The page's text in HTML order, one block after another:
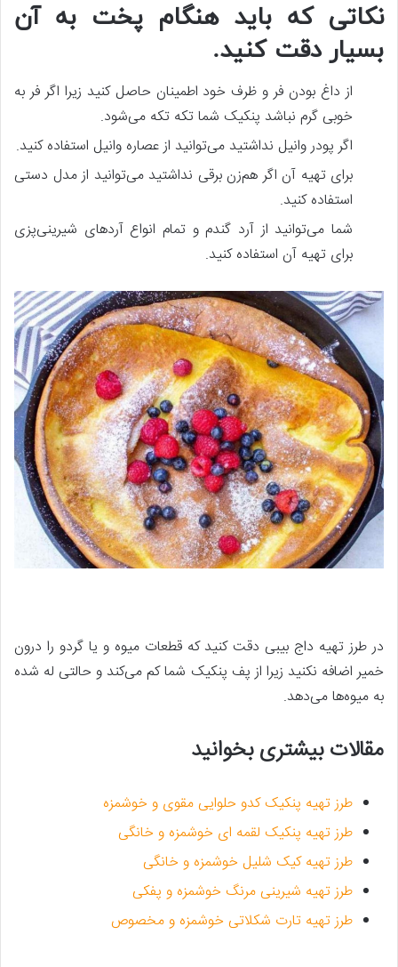
نکاتی که باید هنگام پخت به آن
بسیار دقت کنید.
از داغ بودن فر و ظرف خود اطمینان حاصل کنید زیرا اگر فر به
خوبی گرم نباشد پنکیک شما تکه تکه می‌شود.
اگر پودر وانیل نداشتید می‌توانید از عصاره وانیل استفاده کنید.
برای تهیه آن اگر هم‌زن برقی نداشتید می‌توانید از مدل دستی
استفاده کنید.
شما می‌توانید از آرد گندم و تمام انواع آردهای شیرینی‌پزی
برای تهیه آن استفاده کنید.
در طرز تهیه داج بیبی دقت کنید که قطعات میوه و یا گردو را درون
خمیر اضافه نکنید زیرا از پف پنکیک شما کم می‌کند و حالتی له شده
به میوه‌ها می‌دهد.
مقالات بیشتری بخوانید
طرز تهیه پنکیک کدو حلوایی مقوی و خوشمزه
طرز تهیه پنکیک لقمه ای خوشمزه و خانگی
طرز تهیه کیک شلیل خوشمزه و خانگی
طرز تهیه شیرینی مرنگ خوشمزه و پفکی
طرز تهیه تارت شکلاتی خوشمزه و مخصوص